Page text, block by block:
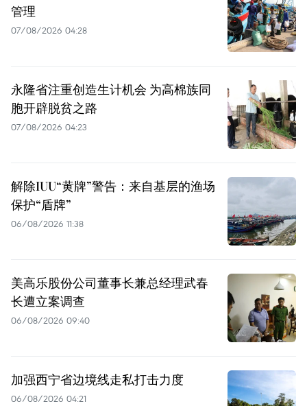
管理
07/08/2026 04:28
永隆省注重创造生计机会 为高棉族同
胞开辟脱贫之路
07/08/2026 04:23
解除IUU“黄牌”警告：来自基层的渔场
保护“盾牌”
06/08/2026 11:38
美高乐股份公司董事长兼总经理武春
长遭立案调查
06/08/2026 09:40
加强西宁省边境线走私打击力度
06/08/2026 04:21